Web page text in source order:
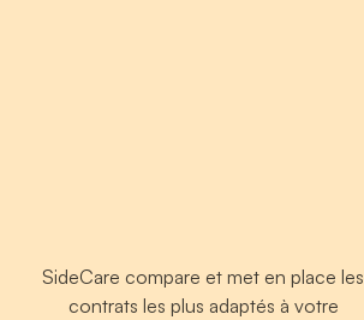
SideCare compare et met en place les
contrats les plus adaptés à votre